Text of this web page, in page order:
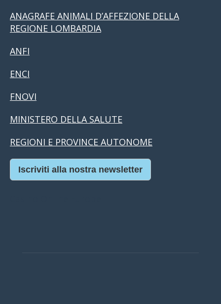
ANAGRAFE ANIMALI D’AFFEZIONE DELLA
REGIONE LOMBARDIA
ANFI
ENCI
FNOVI
MINISTERO DELLA SALUTE
REGIONI E PROVINCE AUTONOME
Iscriviti alla nostra newsletter